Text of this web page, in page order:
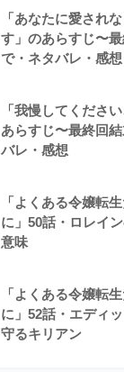
「あなたに愛され
す」のあらすじ〜
で・ネタバレ・感想
「我慢してくださ
あらすじ〜最終回
バレ・感想
「よくある令嬢転
に」50話・ロレイ
意味
「よくある令嬢転
に」52話・エディ
守るキリアン